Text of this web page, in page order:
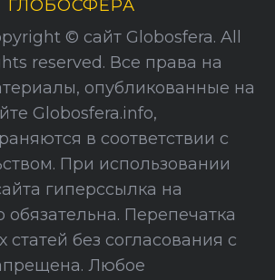
ГЛОБОСФЕРА
© сайт Globosfera. All
reserved. Все права на
опубликованные на
Globosfera.info,
в соответствии с
При использовании
гиперссылка на
обязательна. Перепечатка
статей без согласования с
Любое